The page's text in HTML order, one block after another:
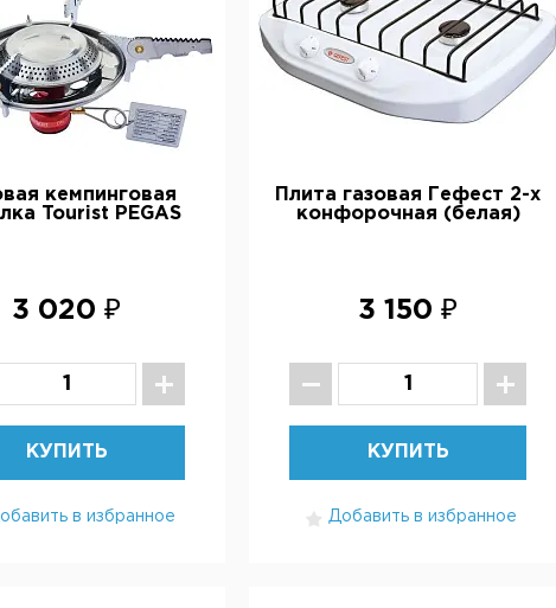
кемпинговая
Tourist PEGAS
3 020 ₽
КУПИТЬ
в избранное
Плита газовая Гефест 2-х
конфорочная (белая)
3 150 ₽
КУПИТЬ
Добавить в избранное